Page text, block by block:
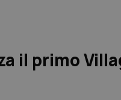
il primo